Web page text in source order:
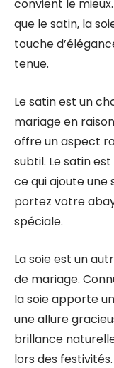
convient le
que le satin, la
touche
tenue.
Le satin est un
mariage en
offre un aspect
subtil. Le satin
ce qui ajoute une
portez votre
spéciale.
La soie est un
de mariage.
la soie apporte
une allure
brillance
lors des festivités.